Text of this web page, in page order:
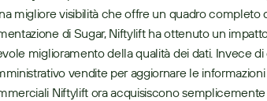
migliore visibilità che offre un quadro completo
di Sugar, Niftylift ha ottenuto un
miglioramento della qualità dei dati. Invece
vendite per aggiornare le
Niftylift ora acquisiscono semplicemente